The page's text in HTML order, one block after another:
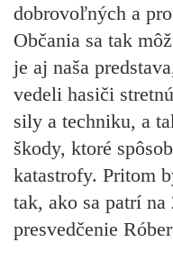
dobrovoľných a
Občania sa tak
je aj naša
vedeli hasiči
sily a techniku, a
škody, ktoré
katastrofy. Pritom
tak, ako sa patrí
presvedčenie